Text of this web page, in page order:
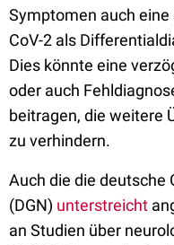
Symptomen auch
CoV-2 als
Dies könnte eine
oder auch
beitragen, die weitere
zu verhindern.
Auch die die deutsche
(DGN) unterstreicht
an Studien über